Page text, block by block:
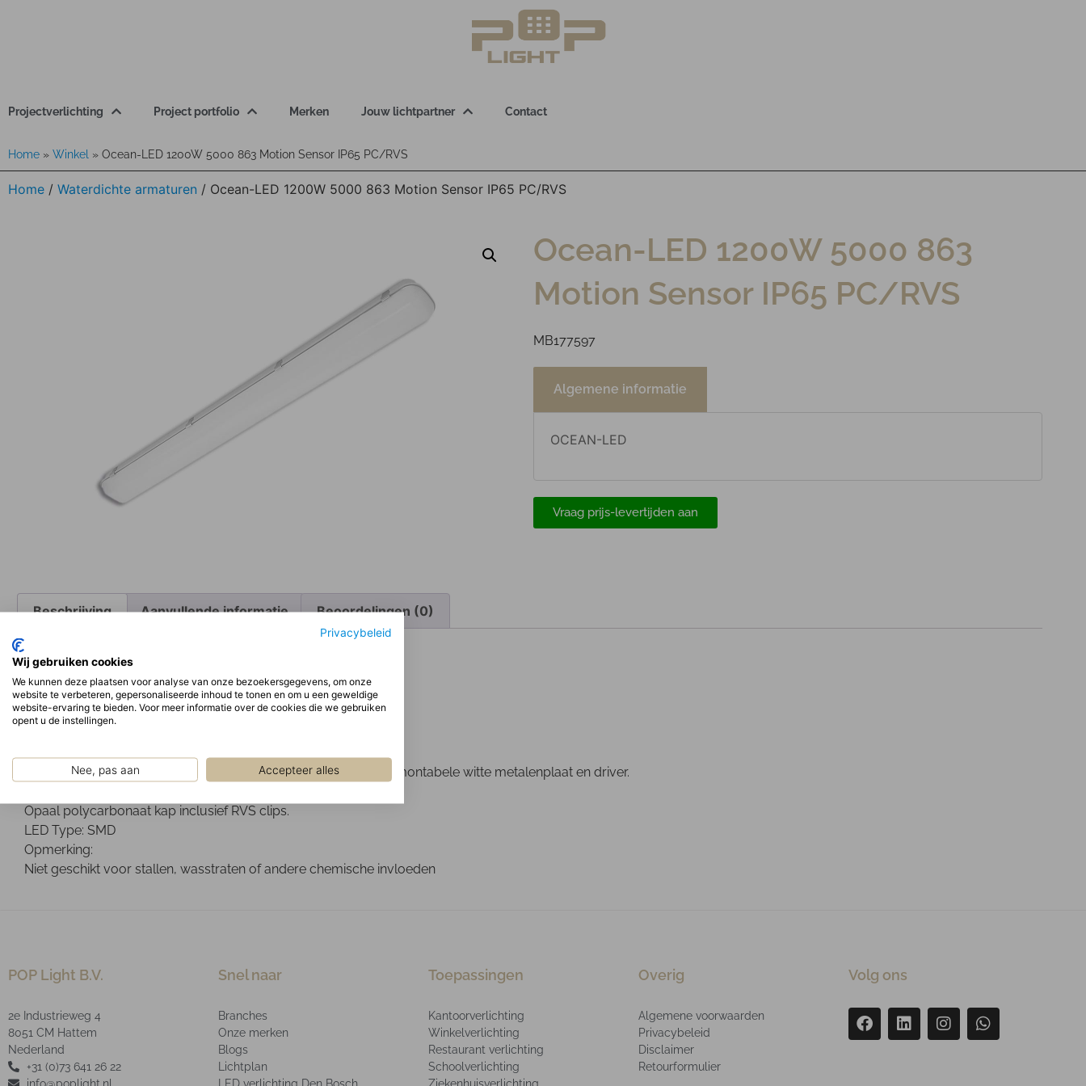
Privacybeleid
Wij gebruiken cookies
We kunnen deze plaatsen voor analyse van onze bezoekersgegevens, om onze
website te verbeteren, gepersonaliseerde inhoud te tonen en om u een geweldige
website-ervaring te bieden. Voor meer informatie over de cookies die we gebruiken
opent u de instellingen.
Nee, pas aan Accepteer alles
Projectverlichting Project portfolio Merken Jouw lichtpartner Contact
Home » Winkel » Ocean-LED 1200W 5000 863 Motion Sensor IP65 PC/RVS
Home / Waterdichte armaturen / Ocean-LED 1200W 5000 863 Motion Sensor IP65 PC/RVS
Ocean-LED 1200W 5000 863
Motion Sensor IP65 PC/RVS
MB177597
Algemene informatie
OCEAN-LED
Vraag prijs-levertijden aan
Beschrijving Aanvullende informatie Beoordelingen (0)
Beschrijving
Installatie:
Grijze glasvezelversterkte polyesterbehuizing inclusief een de-montabele witte metalenplaat en driver.
Opaal polycarbonaat kap inclusief RVS clips.
LED Type: SMD
Opmerking:
Niet geschikt voor stallen, wasstraten of andere chemische invloeden
POP Light B.V.
2e Industrieweg 4
8051 CM Hattem
Nederland
+31 (0)73 641 26 22
info@poplight.nl
Snel naar
Branches
Onze merken
Blogs
Lichtplan
LED verlichting Den Bosch
Toepassingen
Kantoorverlichting
Winkelverlichting
Restaurant verlichting
Schoolverlichting
Ziekenhuisverlichting
Overig
Algemene voorwaarden
Privacybeleid
Disclaimer
Retourformulier
Volg ons